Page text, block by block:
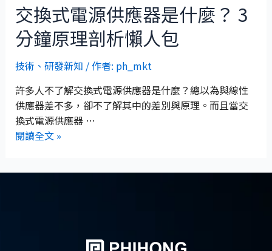
交換式電源供應器是什麼？ 3
分鐘原理剖析懶人包
技術 、 研發新知 / 作者: ph_mkt
許多人不了解交換式電源供應器是什麼？總以為與線性
供應器差不多，卻不了解其中的差別與原理。而且當交
換式電源供應器 …
閱讀全文 »